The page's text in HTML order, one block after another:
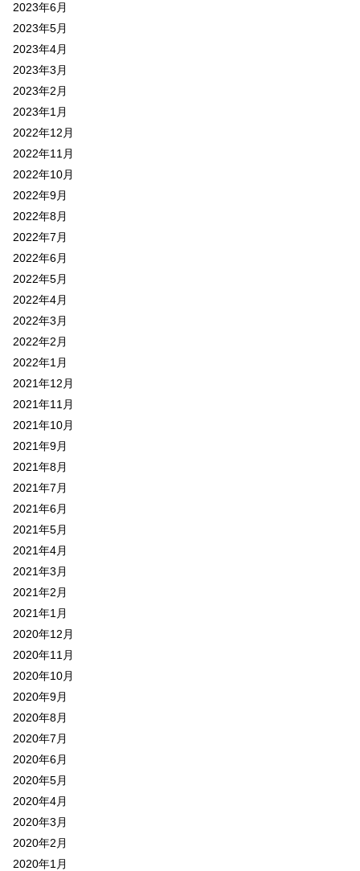
2023年6月
2023年5月
2023年4月
2023年3月
2023年2月
2023年1月
2022年12月
2022年11月
2022年10月
2022年9月
2022年8月
2022年7月
2022年6月
2022年5月
2022年4月
2022年3月
2022年2月
2022年1月
2021年12月
2021年11月
2021年10月
2021年9月
2021年8月
2021年7月
2021年6月
2021年5月
2021年4月
2021年3月
2021年2月
2021年1月
2020年12月
2020年11月
2020年10月
2020年9月
2020年8月
2020年7月
2020年6月
2020年5月
2020年4月
2020年3月
2020年2月
2020年1月